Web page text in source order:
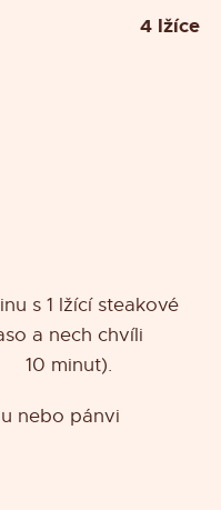
4 lžíce
lžící steakové
a nech chvíli
minut).
pánvi